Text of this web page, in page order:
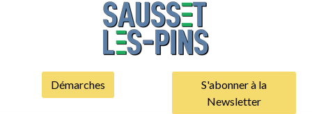
Démarches
S'abonner à la
Newsletter